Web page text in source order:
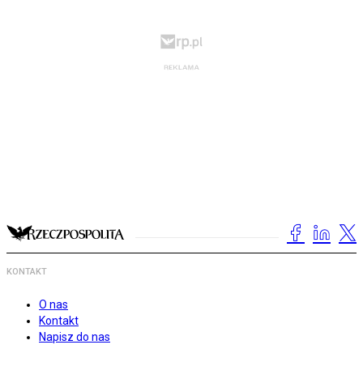
KONTAKT
O nas
Kontakt
Napisz do nas